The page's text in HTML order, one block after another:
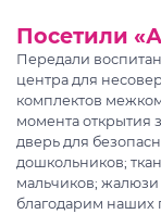
Посетили
Передали
центра для
комплектов
момента открытия
дверь для
дошкольников;
мальчиков;
благодарим наших